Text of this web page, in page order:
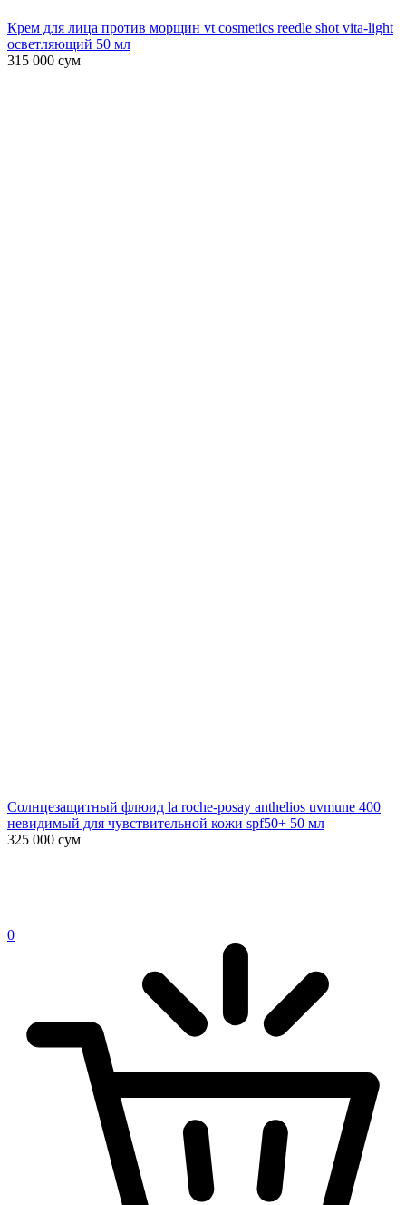
Крем для лица против морщин vt cosmetics reedle shot vita-light
осветляющий 50 мл
315 000 сум
Солнцезащитный флюид la roche-posay anthelios uvmune 400
невидимый для чувствительной кожи spf50+ 50 мл
325 000 сум
0